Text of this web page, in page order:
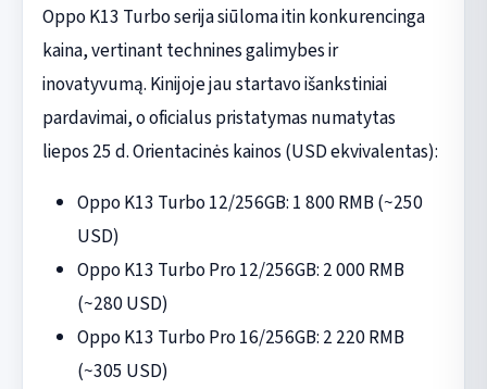
Oppo K13 Turbo serija siūloma itin konkurencinga
kaina, vertinant technines galimybes ir
inovatyvumą. Kinijoje jau startavo išankstiniai
pardavimai, o oficialus pristatymas numatytas
liepos 25 d. Orientacinės kainos (USD ekvivalentas):
Oppo K13 Turbo 12/256GB: 1 800 RMB (~250
USD)
Oppo K13 Turbo Pro 12/256GB: 2 000 RMB
(~280 USD)
Oppo K13 Turbo Pro 16/256GB: 2 220 RMB
(~305 USD)